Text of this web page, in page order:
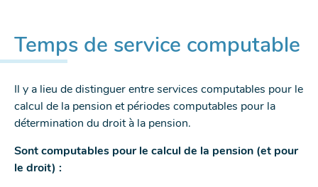
Temps de service computable
Il y a lieu de distinguer entre services computables pour le
calcul de la pension et périodes computables pour la
détermination du droit à la pension.
Sont computables pour le calcul de la pension (et pour
le droit) :